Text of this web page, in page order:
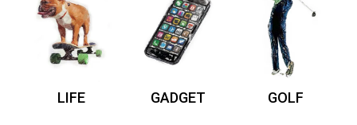
LIFE GADGET GOLF